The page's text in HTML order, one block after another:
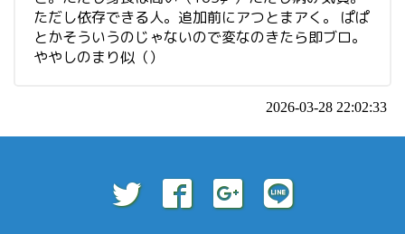
ただし依存できる人。追加前にアつとまアく。 ぱぱ
とかそういうのじゃないので変なのきたら即ブロ。
ややしのまり似（）
2026-03-28 22:02:33